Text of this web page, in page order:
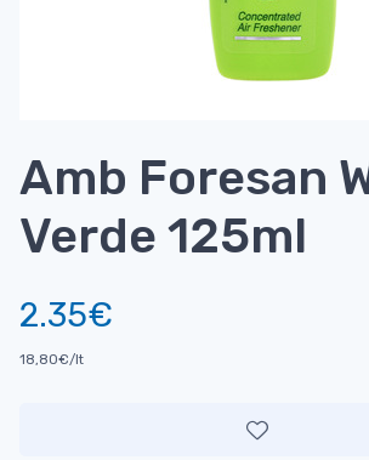
Amb Foresan
Verde 125ml
2.35€
18,80€/lt